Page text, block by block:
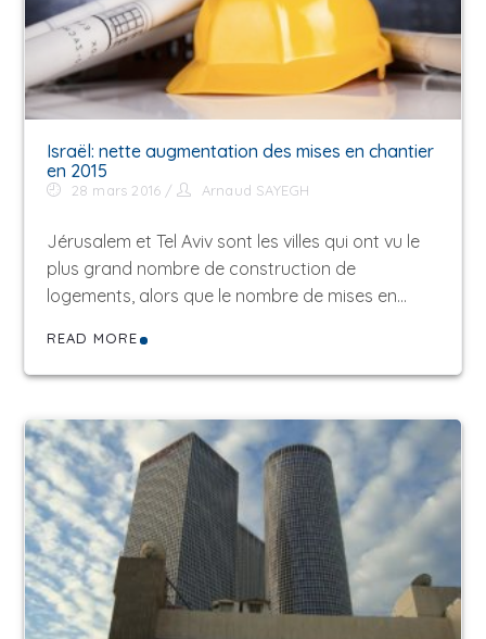
Israël: nette augmentation des mises en chantier
en 2015
28 mars 2016 Arnaud SAYEGH
Jérusalem et Tel Aviv sont les villes qui ont vu le
plus grand nombre de construction de
logements, alors que le nombre de mises en…
READ MORE